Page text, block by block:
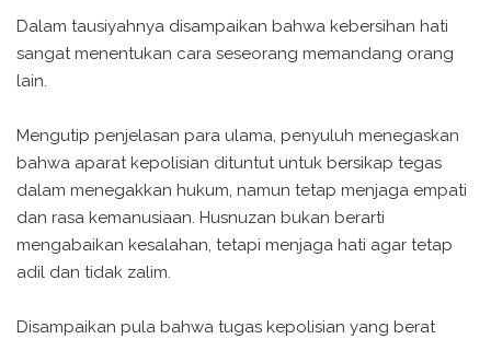
Dalam tausiyahnya disampaikan bahwa kebersihan hati
sangat menentukan cara seseorang memandang orang
lain.
Mengutip penjelasan para ulama, penyuluh menegaskan
bahwa aparat kepolisian dituntut untuk bersikap tegas
dalam menegakkan hukum, namun tetap menjaga empati
dan rasa kemanusiaan. Husnuzan bukan berarti
mengabaikan kesalahan, tetapi menjaga hati agar tetap
adil dan tidak zalim.
Disampaikan pula bahwa tugas kepolisian yang berat